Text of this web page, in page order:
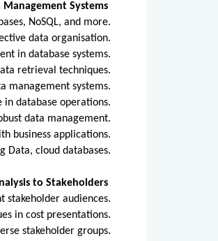
Management Systems
NoSQL, and more.
data organisation.
in database systems.
retrieval techniques.
management systems.
in database operations.
data management.
business applications.
Data, cloud databases.
to Stakeholders
audiences.
in cost presentations.
stakeholder groups.